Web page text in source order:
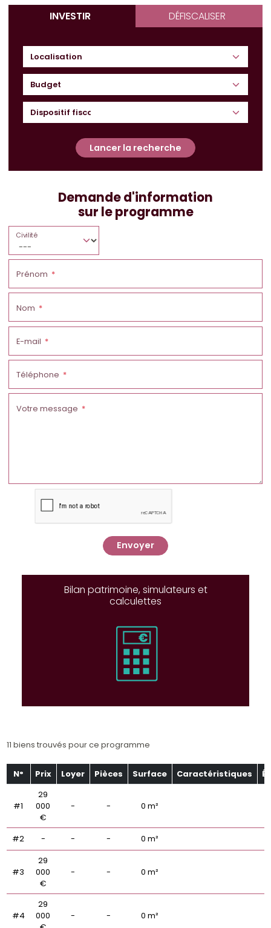
INVESTIR DÉFISCALISER
Budget
Lancer la recherche
Demande d'information
sur le programme
Civilité
Prénom
Nom
E-mail
Téléphone
Votre message
Envoyer
Bilan patrimoine, simulateurs et
calculettes
11 biens trouvés pour ce programme
N° Prix Loyer Pièces Surface Caractéristiques
#1
29
000
€
- - 0 m²
#2 - - - 0 m²
#3
29
000
€
- - 0 m²
#4
29
000
- - 0 m²